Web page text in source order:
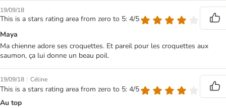
19/09/18
This is a stars rating area from zero to 5: 4/5
Maya
Ma chienne adore ses croquettes. Et pareil pour les croquettes aux
saumon, ça lui donne un beau poil.
19/09/18 | Céline
This is a stars rating area from zero to 5: 4/5
Au top